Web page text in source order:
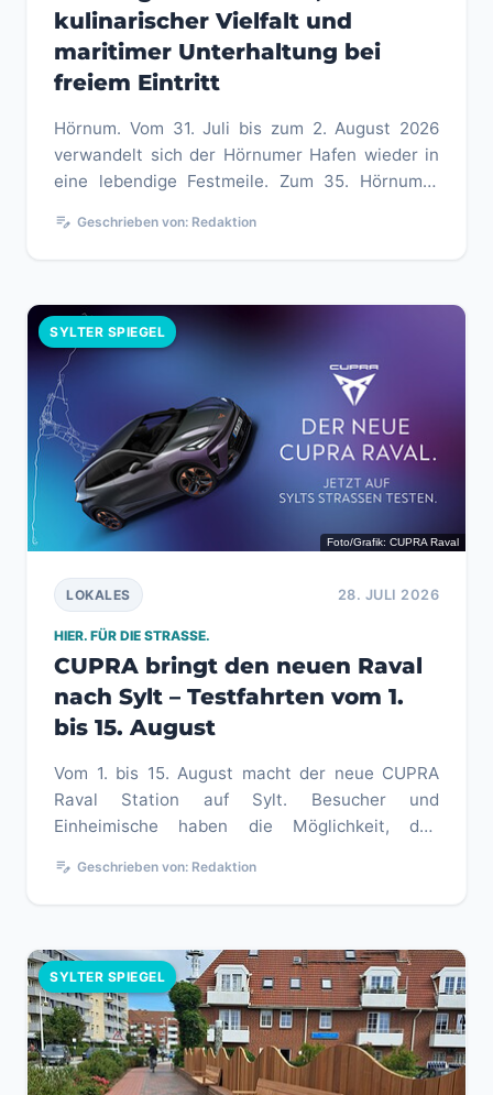
kulinarischer Vielfalt und
maritimer Unterhaltung bei
freiem Eintritt
Hörnum. Vom 31. Juli bis zum 2. August 2026
verwandelt sich der Hörnumer Hafen wieder in
eine lebendige Festmeile. Zum 35. Hörnumer
edit_note Geschrieben von: Redaktion
SYLTER SPIEGEL
Foto/Grafik: CUPRA Raval
28. JULI 2026
LOKALES
HIER. FÜR DIE STRASSE.
CUPRA bringt den neuen Raval
nach Sylt – Testfahrten vom 1.
bis 15. August
Vom 1. bis 15. August macht der neue CUPRA
Raval Station auf Sylt. Besucher und
Einheimische haben die Möglichkeit, den
edit_note Geschrieben von: Redaktion
SYLTER SPIEGEL